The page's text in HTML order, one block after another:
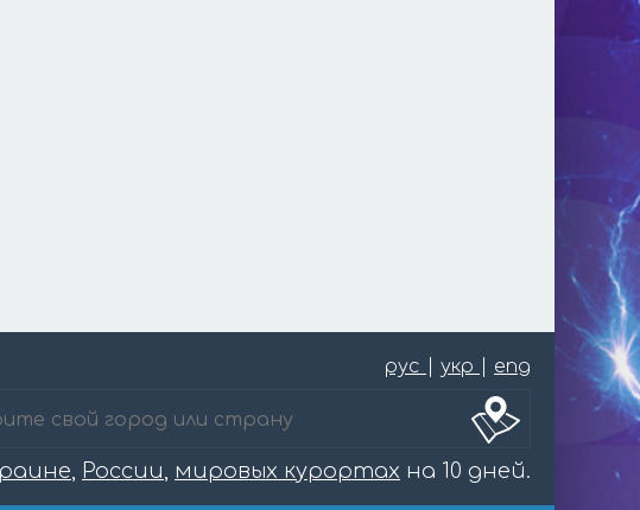
рус укр eng
, России, мировых курортах на 10 дней.